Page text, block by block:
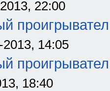
22:00
14:05
18:40